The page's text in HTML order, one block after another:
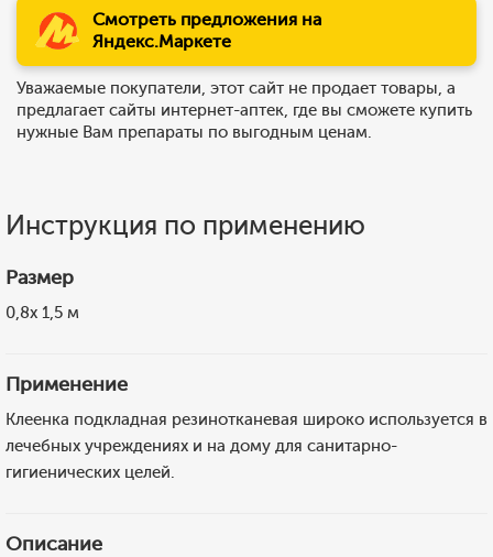
Смотреть предложения на
Яндекс.Маркете
Уважаемые покупатели, этот сайт не продает товары, а
предлагает сайты интернет-аптек, где вы сможете купить
нужные Вам препараты по выгодным ценам.
Инструкция по применению
Размер
0,8х 1,5 м
Применение
Клеенка подкладная резинотканевая широко используется в
лечебных учреждениях и на дому для санитарно-
гигиенических целей.
Описание